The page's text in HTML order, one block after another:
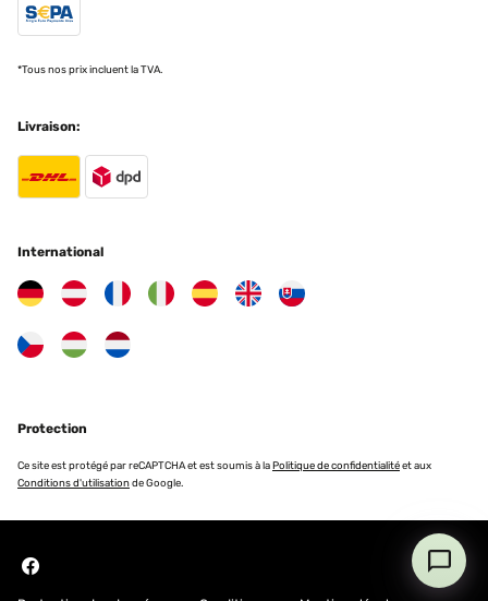
*Tous nos prix incluent la TVA.
Livraison:
International
Protection
Ce site est protégé par reCAPTCHA et est soumis à laPolitique de confidentialitéet aux
Conditions d'utilisationde Google.